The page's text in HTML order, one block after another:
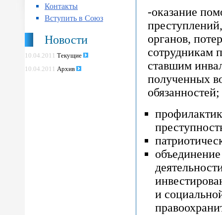
Контакты
Вступить в Союз
Новости
10.04.2011 Текущие
10.04.2011 Архив
-оказание
органов,
сотрудникам
ставшим
полученных
обязанностей;
и